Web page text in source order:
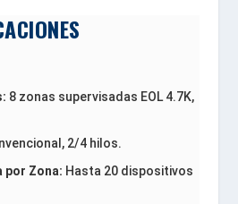
8 zonas supervisadas EOL 4.7K,
2/4 hilos.
por Zona: Hasta 20 dispositivos